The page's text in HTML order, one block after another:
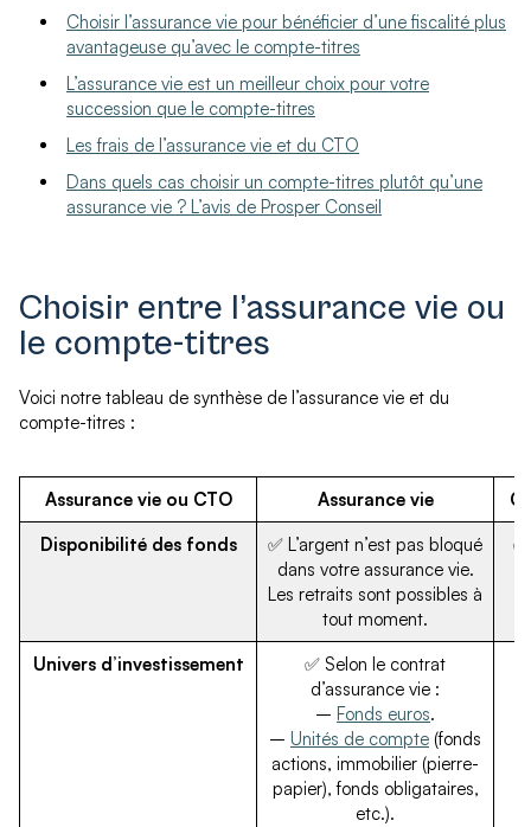
Choisir l’assurance vie pour bénéficier d’une fiscalité plus
avantageuse qu’avec le compte-titres
L’assurance vie est un meilleur choix pour votre
succession que le compte-titres
Les frais de l’assurance vie et du CTO
Dans quels cas choisir un compte-titres plutôt qu’une
assurance vie ? L’avis de Prosper Conseil
Choisir entre l’assurance vie ou
le compte-titres
Voici notre tableau de synthèse de l’assurance vie et du
compte-titres :
Assurance vie ou CTO Assurance vie
Disponibilité des fonds
✅ L’argent n’est pas bloqué
dans votre assurance vie.
Les retraits sont possibles à
tout moment.
Univers d’investissement
✅ Selon le contrat
d’assurance vie :
– Fonds euros.
– Unités de compte (fonds
actions, immobilier (pierre-
papier), fonds obligataires,
etc.).